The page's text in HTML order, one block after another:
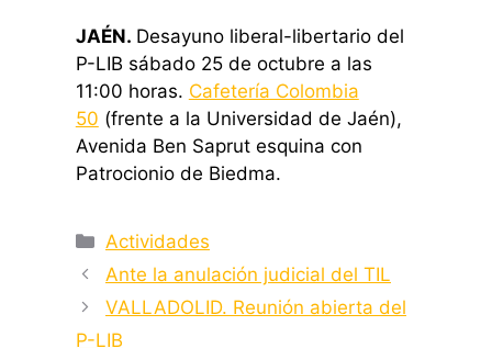
JAÉN. Desayuno liberal-libertario del
P-LIB sábado 25 de octubre a las
11:00 horas. Cafetería Colombia
50 (frente a la Universidad de Jaén),
Avenida Ben Saprut esquina con
Patrocionio de Biedma.
Categorías
Actividades
Ante la anulación judicial del TIL
VALLADOLID. Reunión abierta del
P-LIB